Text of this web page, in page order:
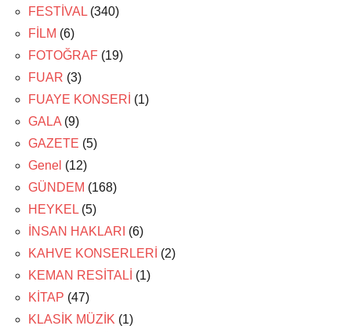
FESTİVAL (340)
FİLM (6)
FOTOĞRAF (19)
FUAR (3)
FUAYE KONSERİ (1)
GALA (9)
GAZETE (5)
Genel (12)
GÜNDEM (168)
HEYKEL (5)
İNSAN HAKLARI (6)
KAHVE KONSERLERİ (2)
KEMAN RESİTALİ (1)
KİTAP (47)
KLASİK MÜZİK (1)